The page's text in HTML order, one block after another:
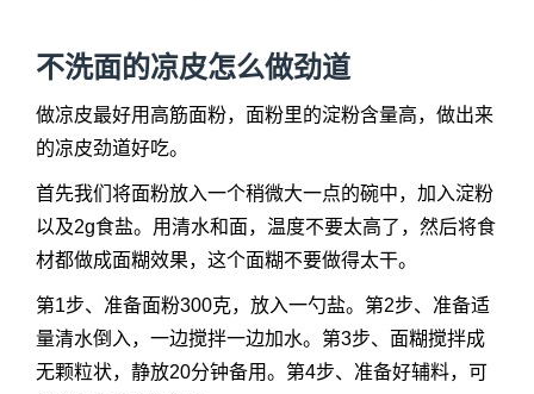
不洗面的凉皮怎么做劲道
做凉皮最好用高筋面粉，面粉里的淀粉含量高，做出来
的凉皮劲道好吃。
首先我们将面粉放入一个稍微大一点的碗中，加入淀粉
以及2g食盐。用清水和面，温度不要太高了，然后将食
材都做成面糊效果，这个面糊不要做得太干。
第1步、准备面粉300克，放入一勺盐。第2步、准备适
量清水倒入，一边搅拌一边加水。第3步、面糊搅拌成
无颗粒状，静放20分钟备用。第4步、准备好辅料，可